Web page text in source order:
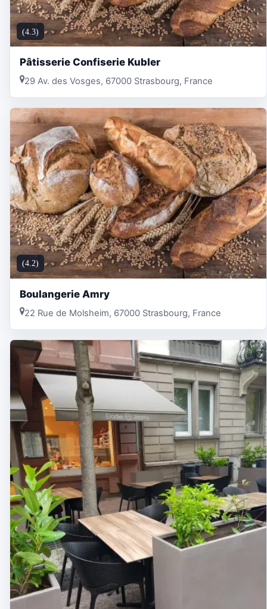
(4.3)
Pâtisserie Confiserie Kubler
29 Av. des Vosges, 67000 Strasbourg, France
(4.2)
Boulangerie Amry
22 Rue de Molsheim, 67000 Strasbourg, France